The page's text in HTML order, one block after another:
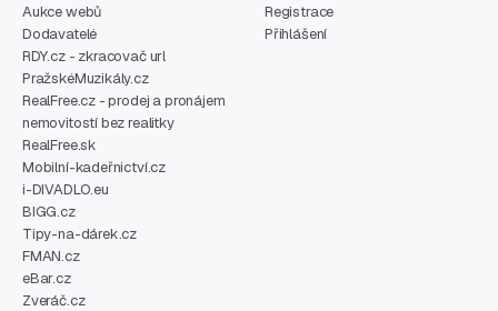
Aukce webů
Dodavatelé
RDY.cz - zkracovač url
PražskéMuzikály.cz
RealFree.cz - prodej a pronájem
nemovitostí bez realitky
RealFree.sk
Mobilní-kadeřnictví.cz
i-DIVADLO.eu
BIGG.cz
Tipy-na-dárek.cz
FMAN.cz
eBar.cz
Zveráč.cz
Registrace
Přihlášení